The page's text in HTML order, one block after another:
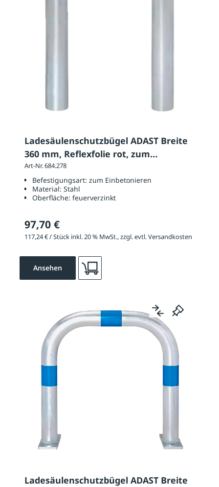
Ladesäulenschutzbügel ADAST Breite
360 mm, Reflexfolie rot, zum
Einbetonieren
Art-Nr. 684.278
Befestigungsart: zum Einbetonieren
Material: Stahl
Oberfläche: feuerverzinkt
97,70 €
117,24 € / Stück inkl. 20 % MwSt., zzgl. evtl. Versandkosten
Ansehen
Ladesäulenschutzbügel ADAST Breite